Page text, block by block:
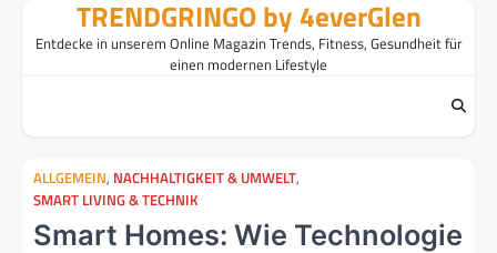
TRENDGRINGO by 4everGlen
Entdecke in unserem Online Magazin Trends, Fitness, Gesundheit für
einen modernen Lifestyle
ALLGEMEIN, NACHHALTIGKEIT & UMWELT,
SMART LIVING & TECHNIK
Smart Homes: Wie Technologie